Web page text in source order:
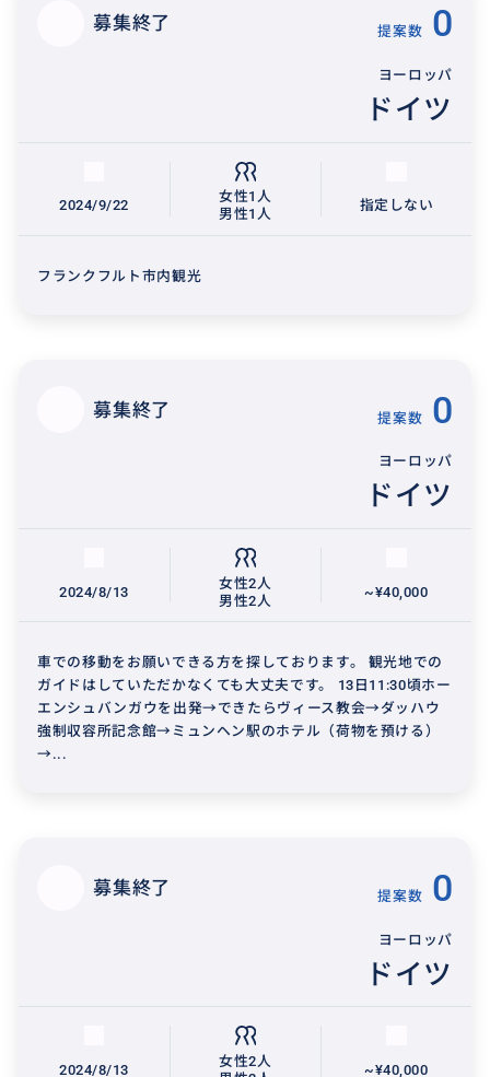
募集終了 提案数 0
ヨーロッパ
ドイツ
2024/9/22
女性1人
男性1人
指定しない
フランクフルト市内観光
募集終了 提案数 0
ヨーロッパ
ドイツ
2024/8/13
女性2人
男性2人
~¥40,000
車での移動をお願いできる方を探しております。 観光地での
ガイドはしていただかなくても大丈夫です。 13日11:30頃ホー
エンシュバンガウを出発→できたらヴィース教会→ダッハウ
強制収容所記念館→ミュンヘン駅のホテル（荷物を預ける）
→...
募集終了 提案数 0
ヨーロッパ
ドイツ
2024/8/13
女性2人
~¥40,000